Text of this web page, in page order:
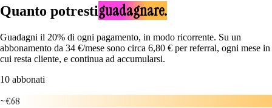
Quanto potrestiguadagnare.
Guadagni il 20% di ogni pagamento, in modo ricorrente. Su un
abbonamento da 34 €/mese sono circa 6,80 € per referral, ogni mese in
cui resta cliente, e continua ad accumularsi.
10 abbonati
~€68